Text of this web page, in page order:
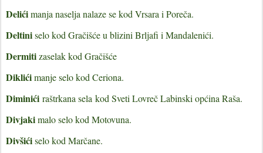
Delićimanja naselja nalaze se kod Vrsara i Poreča.
Deltiniselo kod Gračišće u blizini Brljafi i Mandalenići.
Dermitizaselak kod Gračišće
Diklićimanje selo kod Ceriona.
Diminići raštrkana sela kod Sveti Lovreč Labinski općina Raša.
Divjakimalo selo kod Motovuna.
Divšićiselo kod Marčane.